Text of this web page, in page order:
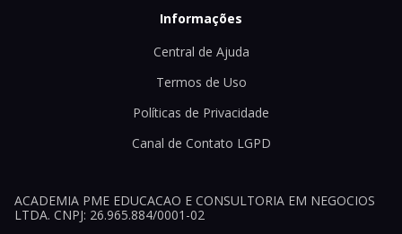
Informações
Central de Ajuda
Termos de Uso
Políticas de Privacidade
Canal de Contato LGPD
ACADEMIA PME EDUCACAO E CONSULTORIA EM NEGOCIOS
LTDA. CNPJ: 26.965.884/0001-02